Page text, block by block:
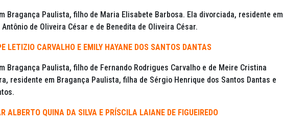
Bragança Paulista, filho de Maria Elisabete Barbosa. Ela divorciada, residente em
de Oliveira César e de Benedita de Oliveira César.
LETIZIO CARVALHO E EMILY HAYANE DOS SANTOS DANTAS
Bragança Paulista, filho de Fernando Rodrigues Carvalho e de Meire Cristina
residente em Bragança Paulista, filha de Sérgio Henrique dos Santos Dantas e
ALBERTO QUINA DA SILVA E PRÍSCILA LAIANE DE FIGUEIREDO